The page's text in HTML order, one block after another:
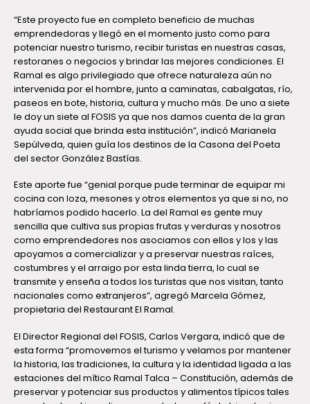
“Este proyecto fue en completo beneficio de muchas
emprendedoras y llegó en el momento justo como para
potenciar nuestro turismo, recibir turistas en nuestras casas,
restoranes o negocios y brindar las mejores condiciones. El
Ramal es algo privilegiado que ofrece naturaleza aún no
intervenida por el hombre, junto a caminatas, cabalgatas, río,
paseos en bote, historia, cultura y mucho más. De uno a siete
le doy un siete al FOSIS ya que nos damos cuenta de la gran
ayuda social que brinda esta institución”, indicó Marianela
Sepúlveda, quien guía los destinos de la Casona del Poeta
del sector González Bastías.
Este aporte fue “genial porque pude terminar de equipar mi
cocina con loza, mesones y otros elementos ya que si no, no
habríamos podido hacerlo. La del Ramal es gente muy
sencilla que cultiva sus propias frutas y verduras y nosotros
como emprendedores nos asociamos con ellos y los y las
apoyamos a comercializar y a preservar nuestras raíces,
costumbres y el arraigo por esta linda tierra, lo cual se
transmite y enseña a todos los turistas que nos visitan, tanto
nacionales como extranjeros”, agregó Marcela Gómez,
propietaria del Restaurant El Ramal.
El Director Regional del FOSIS, Carlos Vergara, indicó que de
esta forma “promovemos el turismo y velamos por mantener
la historia, las tradiciones, la cultura y la identidad ligada a las
estaciones del mítico Ramal Talca – Constitución, además de
preservar y potenciar sus productos y alimentos típicos tales